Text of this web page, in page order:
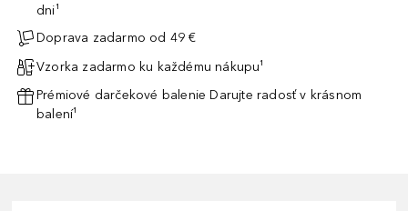
dni¹
Doprava zadarmo od 49 €
Vzorka zadarmo ku každému nákupu¹
Prémiové darčekové balenie Darujte radosť v krásnom
balení¹